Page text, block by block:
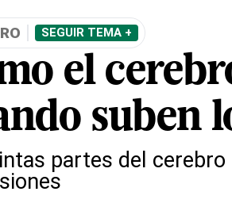
SEGUIR TEMA +
el
suben
partes del